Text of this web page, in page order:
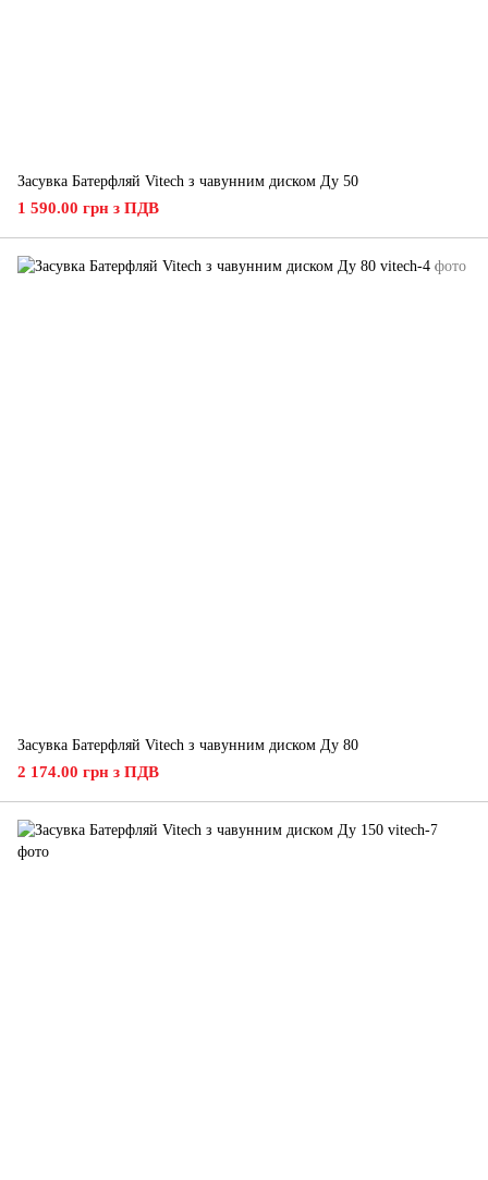
Засувка Батерфляй Vitech з чавунним диском Ду 50
1 590.00 грн з ПДВ
Засувка Батерфляй Vitech з чавунним диском Ду 80
2 174.00 грн з ПДВ